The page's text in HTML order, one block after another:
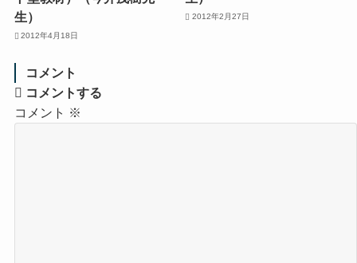
生）
2012年4月18日
2012年2月27日
コメント
コメントする
コメント ※